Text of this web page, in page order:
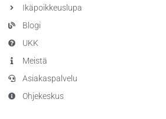
Ikäpoikkeuslupa
Blogi
UKK
Meistä
Asiakaspalvelu
Ohjekeskus